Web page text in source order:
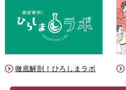
徹底解剖！ひろしまラボ